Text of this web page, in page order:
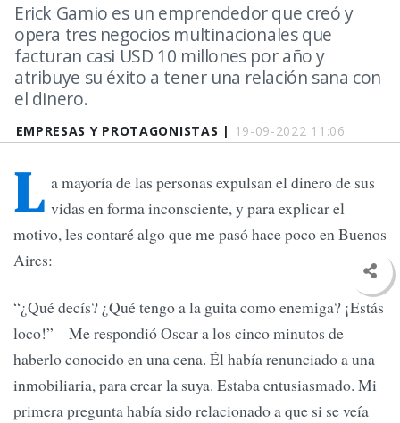
EMPRESAS Y PROTAGONISTAS | 19-09-2022 11:06
Erick Gamio es un emprendedor que creó y
opera tres negocios multinacionales que
facturan casi USD 10 millones por año y
atribuye su éxito a tener una relación sana con
el dinero.
L a mayoría de las personas expulsan el dinero de sus
vidas en forma inconsciente, y para explicar el
motivo, les contaré algo que me pasó hace poco en Buenos
Aires:
“¿Qué decís? ¿Qué tengo a la guita como enemiga? ¡Estás
loco!” – Me respondió Oscar a los cinco minutos de
haberlo conocido en una cena. Él había renunciado a una
inmobiliaria, para crear la suya. Estaba entusiasmado. Mi
primera pregunta había sido relacionado a que si se veía